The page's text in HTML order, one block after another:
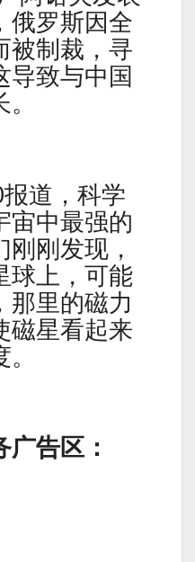
俄罗斯因全
被制裁，寻
导致与中国
道，科学
宙中最强的
刚发现，
球上，可能
那里的磁力
磁星看起来
告区：